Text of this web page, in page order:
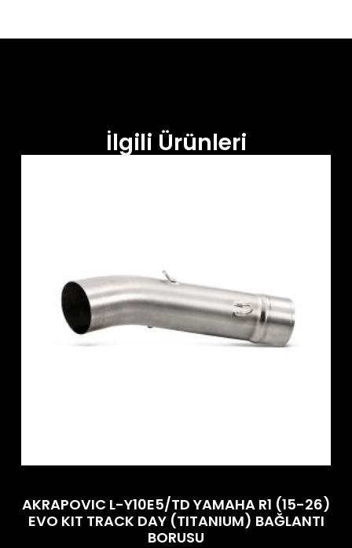
İlgili Ürünleri
AKRAPOVIC L-Y10E5/TD YAMAHA R1 (15-26)
EVO KIT TRACK DAY (TITANIUM) BAĞLANTI
BORUSU